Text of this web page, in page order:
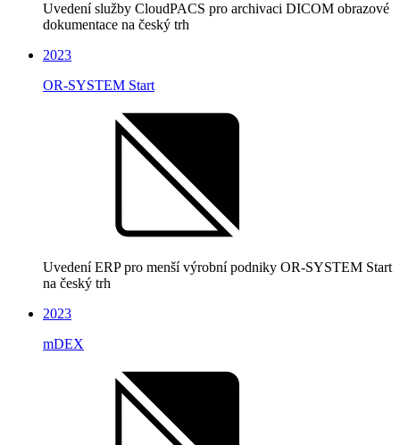
Uvedení služby CloudPACS pro archivaci DICOM obrazové
dokumentace na český trh
2023
OR-SYSTEM Start
Uvedení ERP pro menší výrobní podniky OR-SYSTEM Start
na český trh
2023
mDEX